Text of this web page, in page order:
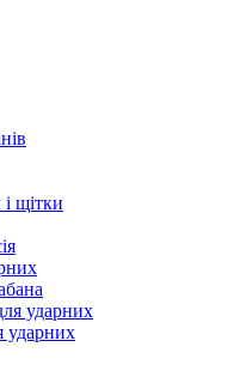
щітки
ударних
ударних